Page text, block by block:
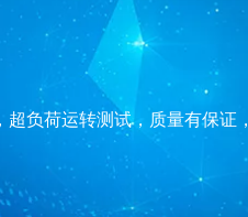
负荷运转测试，质量有保证，